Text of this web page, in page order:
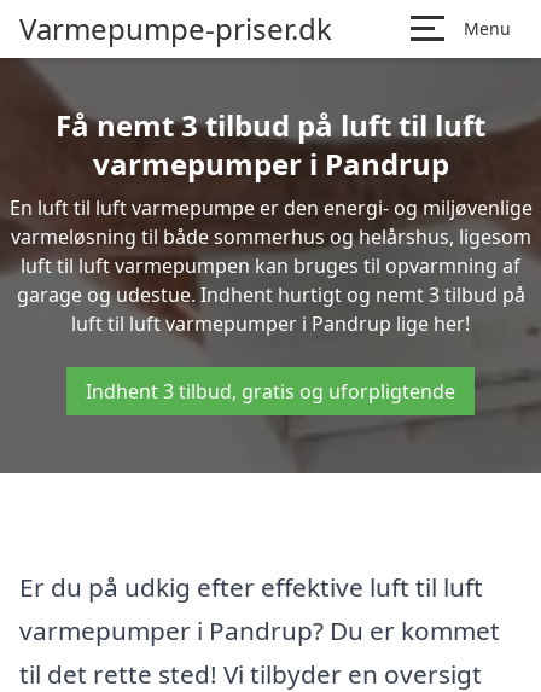
Varmepumpe-priser.dk Menu
Få nemt 3 tilbud på luft til luft
varmepumper i Pandrup
En luft til luft varmepumpe er den energi- og miljøvenlige
varmeløsning til både sommerhus og helårshus, ligesom
luft til luft varmepumpen kan bruges til opvarmning af
garage og udestue. Indhent hurtigt og nemt 3 tilbud på
luft til luft varmepumper i Pandrup lige her!
Indhent 3 tilbud, gratis og uforpligtende
Er du på udkig efter effektive luft til luft
varmepumper i Pandrup? Du er kommet
til det rette sted! Vi tilbyder en oversigt